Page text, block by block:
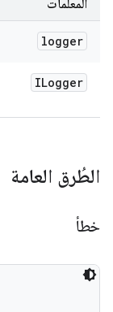
المعلمات
logger
ILogger
الطُرق العامة
خطأ